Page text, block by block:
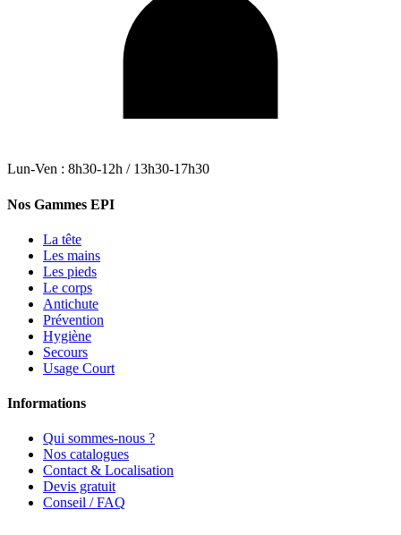
Lun-Ven : 8h30-12h / 13h30-17h30
Nos Gammes EPI
La tête
Les mains
Les pieds
Le corps
Antichute
Prévention
Hygiène
Secours
Usage Court
Informations
Qui sommes-nous ?
Nos catalogues
Contact & Localisation
Devis gratuit
Conseil / FAQ